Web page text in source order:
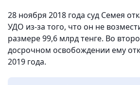
28 ноября 2018 года суд Семея
УДО из-за того, что он не
размере 99,6 млрд тенге. Во
досрочном освобождении ему
2019 года.